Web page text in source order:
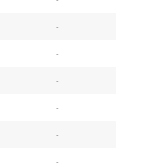
-
-
-
-
-
-